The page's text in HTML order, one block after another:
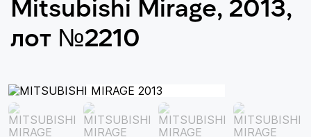
Mitsubishi Mirage, 2013,
лот №2210